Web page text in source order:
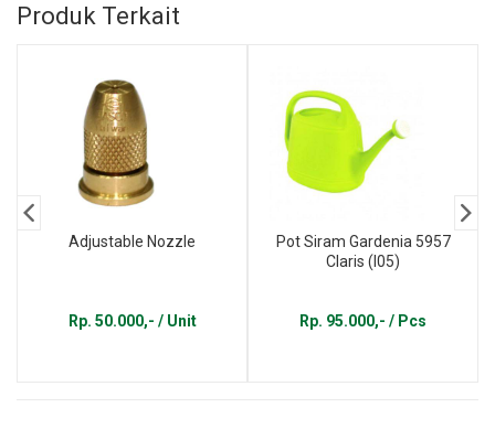
Produk Terkait
Adjustable Nozzle
Rp. 50.000,- / Unit
Pot Siram Gardenia 5957
Claris (I05)
Rp. 95.000,- / Pcs